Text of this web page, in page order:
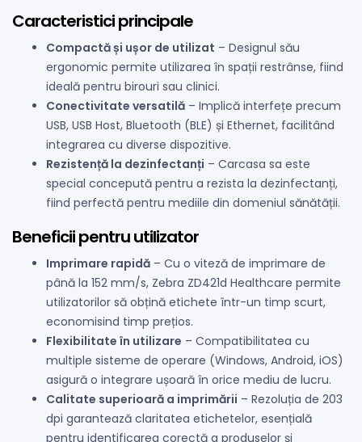
Caracteristici principale
Compactă și ușor de utilizat – Designul său
ergonomic permite utilizarea în spații restrânse, fiind
ideală pentru birouri sau clinici.
Conectivitate versatilă – Implică interfețe precum
USB, USB Host, Bluetooth (BLE) și Ethernet, facilitând
integrarea cu diverse dispozitive.
Rezistență la dezinfectanți – Carcasa sa este
special concepută pentru a rezista la dezinfectanți,
fiind perfectă pentru mediile din domeniul sănătății.
Beneficii pentru utilizator
Imprimare rapidă – Cu o viteză de imprimare de
până la 152 mm/s, Zebra ZD421d Healthcare permite
utilizatorilor să obțină etichete într-un timp scurt,
economisind timp prețios.
Flexibilitate în utilizare – Compatibilitatea cu
multiple sisteme de operare (Windows, Android, iOS)
asigură o integrare ușoară în orice mediu de lucru.
Calitate superioară a imprimării – Rezoluția de 203
dpi garantează claritatea etichetelor, esențială
pentru identificarea corectă a produselor și